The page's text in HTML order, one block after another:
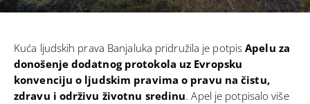
Kuća ljudskih prava Banjaluka pridružila je potpisApelu za
donošenje dodatnog protokola uz Evropsku
konvenciju o ljudskim pravima o pravu na čistu,
zdravu i održivu životnu sredinu.Apel je potpisalo više